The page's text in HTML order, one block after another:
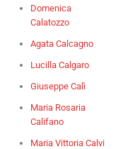
Domenica
Calatozzo
Agata Calcagno
Lucilla Calgaro
Giuseppe Calì
Maria Rosaria
Califano
Maria Vittoria Calvi